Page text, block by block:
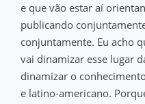
e que vão estar aí
publicando
conjuntamente. Eu acho
vai dinamizar esse lugar
dinamizar o
e latino-americano.